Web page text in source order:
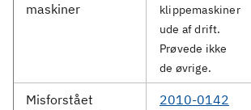
maskiner
klippemaskiner
ude af drift.
Prøvede ikke
de øvrige.
Misforstået
2010-0142